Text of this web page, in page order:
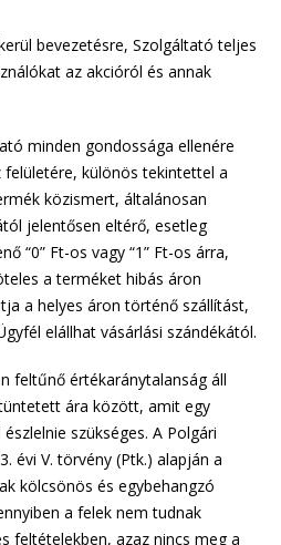
bevezetésre, Szolgáltató teljes
az akcióról és annak
minden gondossága ellenére
felületére, különös tekintettel a
közismert, általánosan
jelentősen eltérő, esetleg
“0” Ft-os vagy “1” Ft-os árra,
a terméket hibás áron
a helyes áron történő szállítást,
elállhat vásárlási szándékától.
feltűnő értékaránytalanság áll
ára között, amit egy
szükséges. A Polgári
évi V. törvény (Ptk.) alapján a
kölcsönös és egybehangzó
a felek nem tudnak
feltételekben, azaz nincs meg a